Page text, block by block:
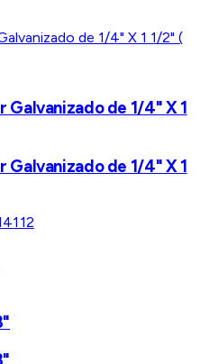
Galvanizado de 1/4" X 1
Galvanizado de 1/4" X 1